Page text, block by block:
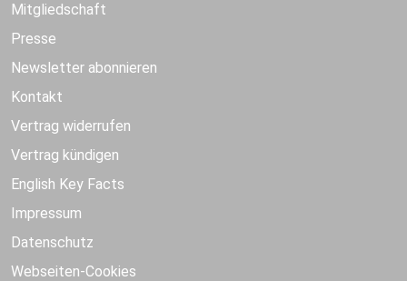
Mitgliedschaft
Presse
Newsletter abonnieren
Kontakt
Vertrag widerrufen
Vertrag kündigen
English Key Facts
Impressum
Datenschutz
Webseiten-Cookies